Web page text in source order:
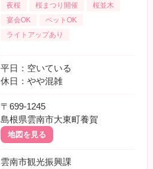
夜桜 桜まつり開催
桜並木
宴会OK
ペットOK
ライトアップあり
平日：空いている
休日：やや混雑
〒699-1245
島根県雲南市大東町養賀
地図を見る
雲南市観光振興課